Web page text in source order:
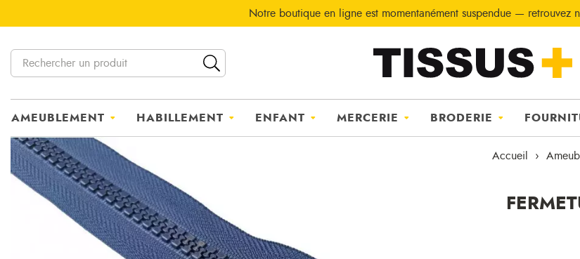
Notre boutique en ligne est momentanément suspendue — retrouvez
AMEUBLEMENT HABILLEMENT ENFANT MERCERIE BRODERIE
Accueil